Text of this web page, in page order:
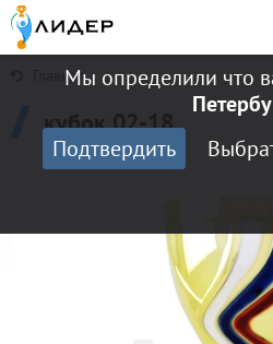
Мы определили что
Подтвердить
Главная
кубок 02-18